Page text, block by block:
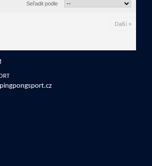
Seřadit podle
Další »